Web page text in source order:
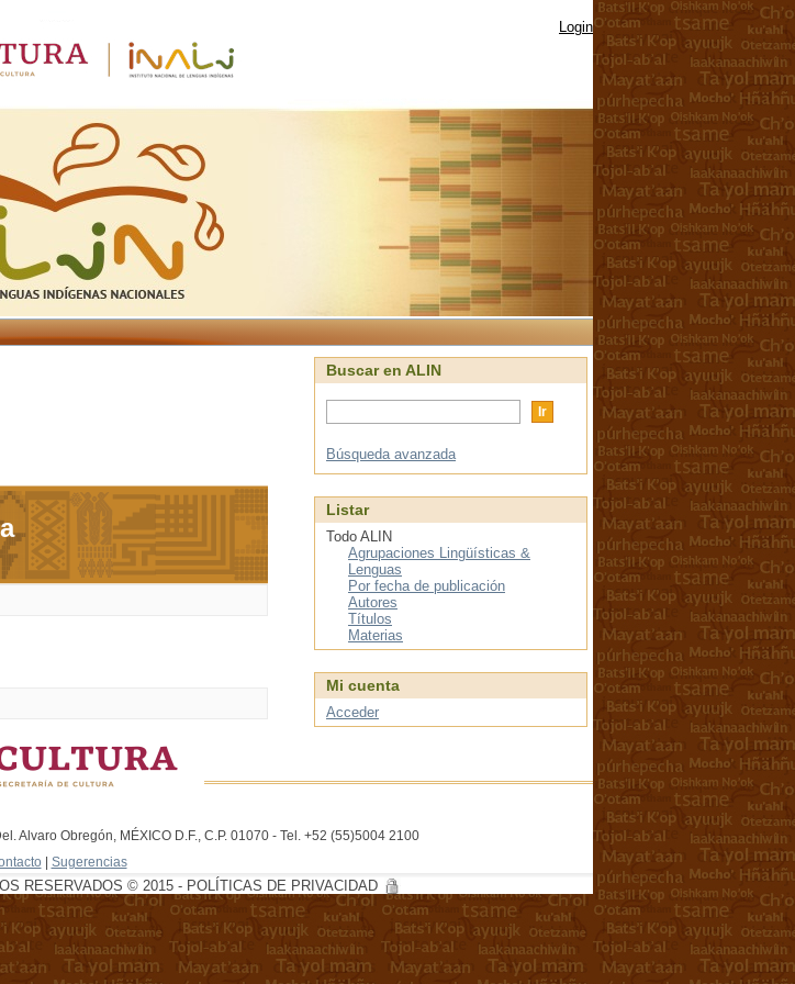
Login
Buscar en ALIN
Búsqueda avanzada
Listar
Todo ALIN
Agrupaciones Lingüísticas &
Lenguas
Por fecha de publicación
Autores
Títulos
Materias
Mi cuenta
Acceder
Alvaro Obregón, MÉXICO D.F., C.P. 01070 - Tel. +52 (55)5004 2100
| Sugerencias
RESERVADOS © 2015 - POLÍTICAS DE PRIVACIDAD